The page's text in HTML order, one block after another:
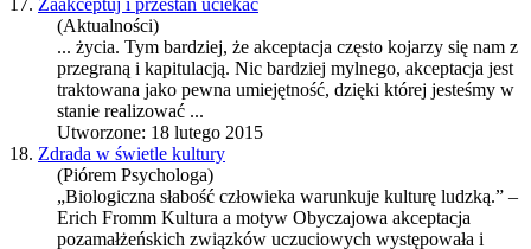
17. Zaakceptuj i przestań uciekać
(Aktualności)
... życia. Tym bardziej, że akceptacja często kojarzy się nam z
przegraną i kapitulacją. Nic bardziej mylnego, akceptacja jest
traktowana jako pewna umiejętność, dzięki której jesteśmy w
stanie realizować ...
Utworzone: 18 lutego 2015
18. Zdrada w świetle kultury
(Piórem Psychologa)
„Biologiczna słabość człowieka warunkuje kulturę ludzką.” –
Erich Fromm Kultura a motyw Obyczajowa akceptacja
pozamałżeńskich związków uczuciowych występowała i